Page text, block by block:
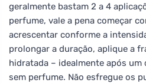
geralmente bastam 2 a 4
perfume, vale a pena começar
acrescentar conforme a
prolongar a duração, aplique a
hidratada – idealmente após
sem perfume. Não esfregue os